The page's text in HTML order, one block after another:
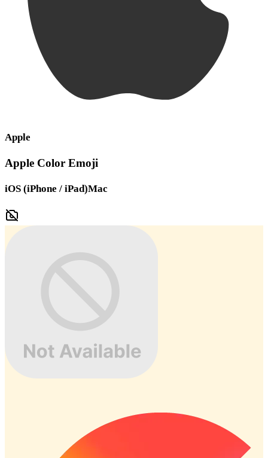
Apple
Apple Color Emoji
iOS (iPhone / iPad)Mac